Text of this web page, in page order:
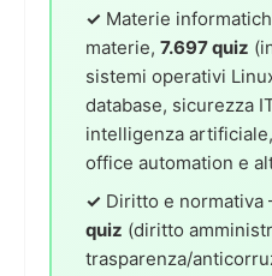
✓ Materie
materie, 7.697 quiz
sistemi operativi
database, sicurezza
intelligenza
office automation e
✓ Diritto e
quiz (diritto
trasparenza/